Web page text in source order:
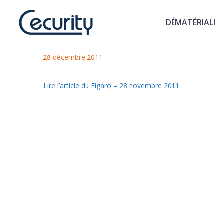
La vidéosurveillance tisse sa
28 décembre 2011
Lire l’article du Figaro – 28 novembre 2011